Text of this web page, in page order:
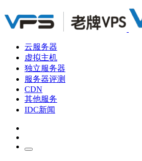
云服务器
虚拟主机
独立服务器
服务器评测
CDN
其他服务
IDC新闻